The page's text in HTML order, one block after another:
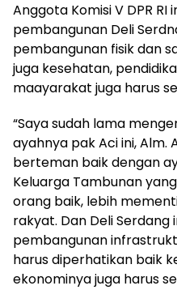
Anggota Komisi V DPR
pembangunan Deli
pembangunan fisik dan
juga kesehatan,
maayarakat juga harus
“Saya sudah lama
ayahnya pak Aci ini, Alm.
berteman baik dengan
Keluarga Tambunan
orang baik, lebih
rakyat. Dan Deli
pembangunan
harus diperhatikan baik
ekonominya juga harus